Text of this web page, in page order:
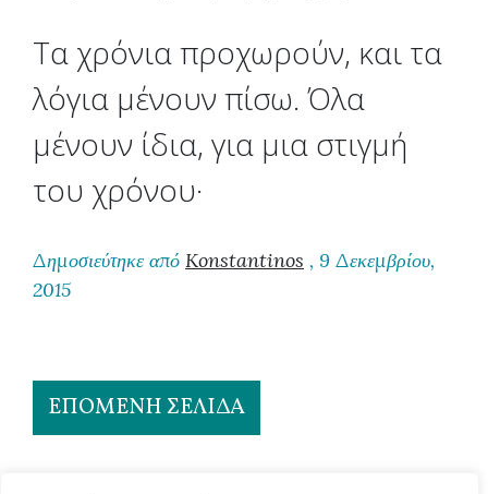
Τα χρόνια προχωρούν, και τα
λόγια μένουν πίσω. Όλα
μένουν ίδια, για μια στιγμή
του χρόνου·
Δημοσιεύτηκε από Konstantinos , 9 Δεκεμβρίου,
2015
ΕΠΌΜΕΝΗ ΣΕΛΊΔΑ